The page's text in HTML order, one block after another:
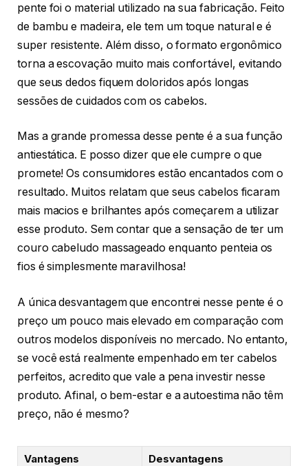
pente foi o material utilizado na sua fabricação. Feito
de bambu e madeira, ele tem um toque natural e é
super resistente. Além disso, o formato ergonômico
torna a escovação muito mais confortável, evitando
que seus dedos fiquem doloridos após longas
sessões de cuidados com os cabelos.
Mas a grande promessa desse pente é a sua função
antiestática. E posso dizer que ele cumpre o que
promete! Os consumidores estão encantados com o
resultado. Muitos relatam que seus cabelos ficaram
mais macios e brilhantes após começarem a utilizar
esse produto. Sem contar que a sensação de ter um
couro cabeludo massageado enquanto penteia os
fios é simplesmente maravilhosa!
A única desvantagem que encontrei nesse pente é o
preço um pouco mais elevado em comparação com
outros modelos disponíveis no mercado. No entanto,
se você está realmente empenhado em ter cabelos
perfeitos, acredito que vale a pena investir nesse
produto. Afinal, o bem-estar e a autoestima não têm
preço, não é mesmo?
Vantagens
Desvantagens